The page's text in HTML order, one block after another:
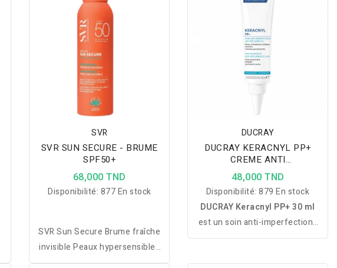
SVR
SVR SUN SECURE - BRUME
SPF50+
68,000 TND
Disponibilité: 877 En stock
SVR Sun Secure Brume fraîche
invisible Peaux hypersensibles
au soleil Enfant à partir de 3
DUCRAY
DUCRAY KERACNYL PP+
CREME ANTI
IMPERFECTIONS 30ML
48,000 TND
Disponibilité:879 En stock
DUCRAY Keracnyl PP+ 30 ml
est un soin anti-imperfections
spécialement formulé pour les